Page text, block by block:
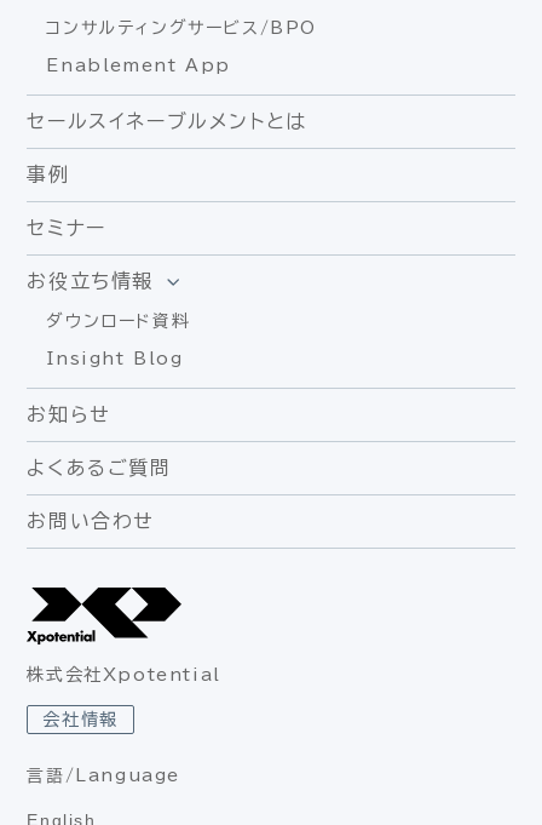
コンサルティングサービス/BPO
Enablement App
セールスイネーブルメントとは
事例
セミナー
お役立ち情報
ダウンロード資料
Insight Blog
お知らせ
よくあるご質問
お問い合わせ
株式会社Xpotential
会社情報
言語/Language
English